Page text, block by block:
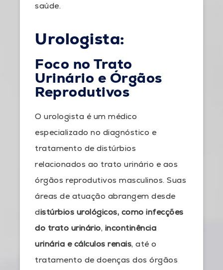
saúde.
Urologista:
Foco no Trato
Urinário e Órgãos
Reprodutivos
O urologista é um médico
especializado no diagnóstico e
tratamento de distúrbios
relacionados ao trato urinário e aos
órgãos reprodutivos masculinos. Suas
áreas de atuação abrangem desde
distúrbios urológicos, como infecções
do trato urinário, incontinência
urinária e cálculos renais, até o
tratamento de doenças dos órgãos